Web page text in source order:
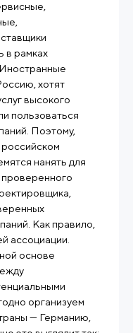
в рамках
хотят
высокого
пользоваться
Поэтому,
нанять для
Как правило,
ассоциации.
основе
организуем
— Германию,